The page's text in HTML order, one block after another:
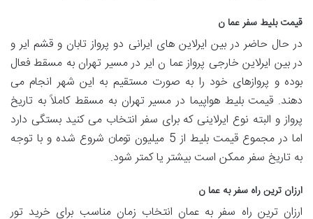
قیمت بلیط سفر عما ن
در حال حاضر در بین ایرلاین های ایرانی دو پرواز تابان و قشم ایر و
در بین ایرلاین خارجی پرواز عما ن ایر در مسیر تهران به مسقط فعال
بوده و پروازهای خود را به صورت مستقیم به این شهر انجام می
دهند. قیمت بلیط هواپیما در مسیر تهران به مسقط کاملاً به تاریخ
پرواز و البته نوع ایرلاینی که برای سفر انتخاب می کنید بستگی دارد
اما در مجموع قیمت بلیط از 5 میلیون تومان شروع شده و با توجه
به تاریخ سفر ممکن است بیشتر یا کمتر شود.
ارزان ترین راه سفر به عما ن
ارزان ترین راه سفر به عمان انتخاب زمان مناسب برای خرید تور